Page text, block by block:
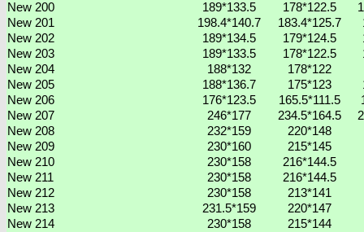
New 200
189*133.5 178*122.5
New 201
198.4*140.7 183.4*125.7
New 202
189*134.5 179*124.5
New 203
189*133.5 178*122.5
New 204
188*132
178*122
New 205
188*136.7 175*123
New 206
176*123.5 165.5*111.5
New 207
246*177 234.5*164.5
New 208
232*159
220*148
New 209
230*160
215*145
New 210
230*158 216*144.5
New 211
230*158 216*144.5
New 212
230*158
213*141
New 213
231.5*159
220*147
New 214
230*158
215*144